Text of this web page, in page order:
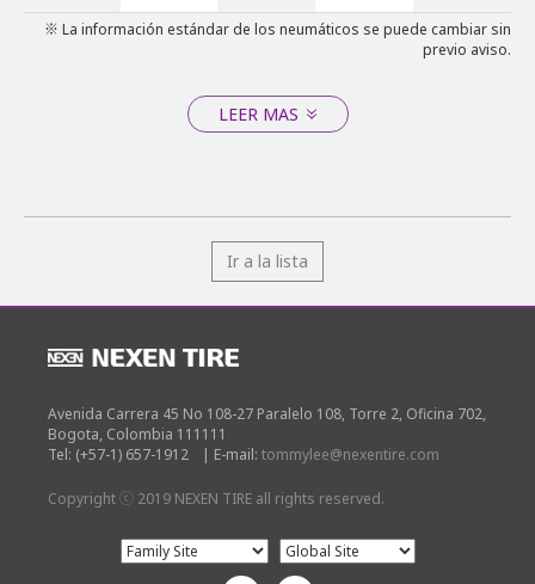
※ La información estándar de los neumáticos se puede cambiar sin
previo aviso.
LEER MAS
Ir a la lista
Avenida Carrera 45 No 108-27 Paralelo 108, Torre 2, Oficina 702,
Bogota, Colombia 111111
Tel: (+57-1) 657-1912
| E-mail: tommylee@nexentire.com
Copyright ⓒ 2019 NEXEN TIRE all rights reserved.